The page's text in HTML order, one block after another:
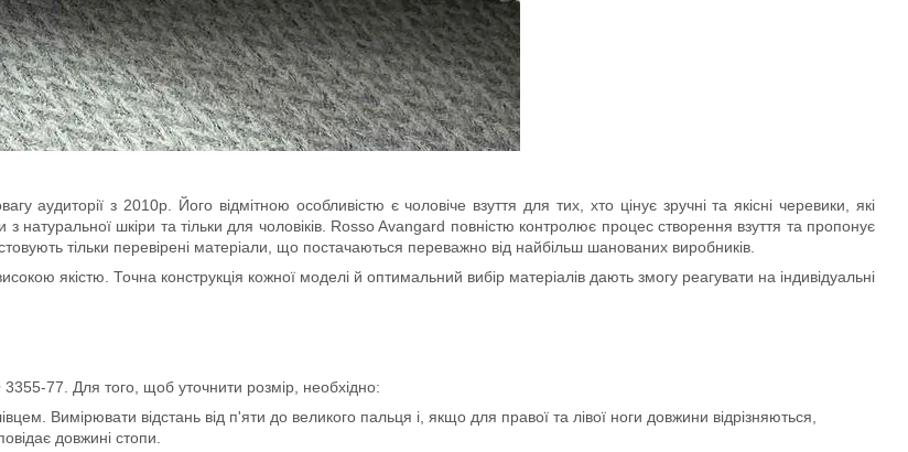
з 2010р. Його відмітною особливістю є чоловіче взуття для тих, хто цінує зручні та якісні черевики, які
натуральної шкіри та тільки для чоловіків. Rosso Avangard повністю контролює процес створення взуття та пропонує
тільки перевірені матеріали, що постачаються переважно від найбільш шанованих виробників.
якістю. Точна конструкція кожної моделі й оптимальний вибір матеріалів дають змогу реагувати на індивідуальні
77. Для того, щоб уточнити розмір, необхідно:
Вимірювати відстань від п'яти до великого пальця і, якщо для правої та лівої ноги довжини відрізняються,
довжині стопи.